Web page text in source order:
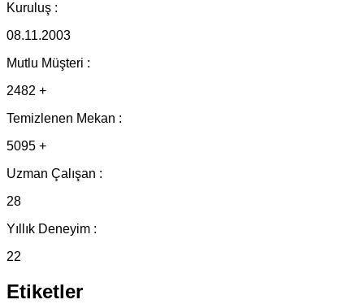
Kuruluş :
08.11.2003
Mutlu Müşteri :
2482 +
Temizlenen Mekan :
5095 +
Uzman Çalışan :
28
Yıllık Deneyim :
22
Etiketler